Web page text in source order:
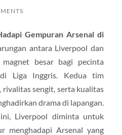
Gempuran Arsenal di
antara Liverpool dan
besar bagi pecinta
Liga Inggris. Kedua tim
rivalitas sengit, serta kualitas
drama di lapangan.
Liverpool diminta untuk
menghadapi Arsenal yang